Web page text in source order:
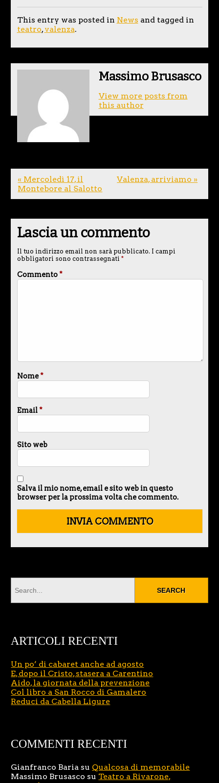
This entry was posted in News and tagged in
teatro,valenza.
Massimo Brusasco
View more posts from
this author
« Mercoledì 17, il
Montebore al Salotto
Valenza, arriviamo »
Lascia un commento
Il tuo indirizzo email non sarà pubblicato. I campi
obbligatori sono contrassegnati *
Commento*
Nome*
Email*
Sito web
Salva il mio nome, email e sito web in questo
browser per la prossima volta che commento.
ARTICOLI RECENTI
Un po’ di cabaret anche ad agosto
E, dopo il Cristo, stasera a Carentino
Aido, la giornata della prevenzione
Col libro a San Rocco di Gamalero
Reduci da Cabella Ligure
COMMENTI RECENTI
Gianfranco Baria su Qualcosa di memorabile
Massimo Brusasco su Teatro a Rivarone,